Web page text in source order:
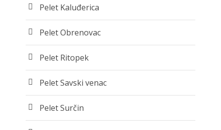
Pelet Kaluđerica
Pelet Obrenovac
Pelet Ritopek
Pelet Savski venac
Pelet Surčin